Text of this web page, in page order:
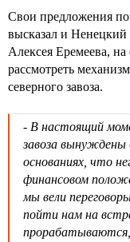
Свои предложения по
высказал и Ненецкий
Алексея Еремеева,
рассмотреть
северного завоза.
- В настоящий
завоза
основаниях, что
финансовом
мы вели
пойти нам на